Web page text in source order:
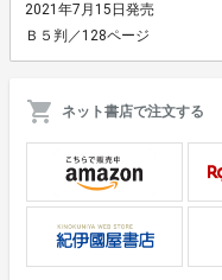
2021年7月15日発売
Ｂ５判／128ページ
ネット書店で注文する